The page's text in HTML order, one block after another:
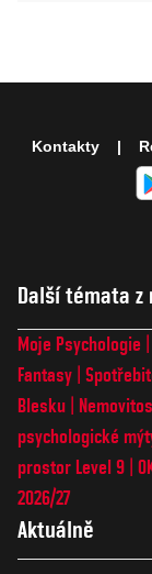
Další témata z
Moje Psychologie
Fantasy
Blesku
psychologické
prostor Level 9
2026/27
Aktuálně
Kontakty